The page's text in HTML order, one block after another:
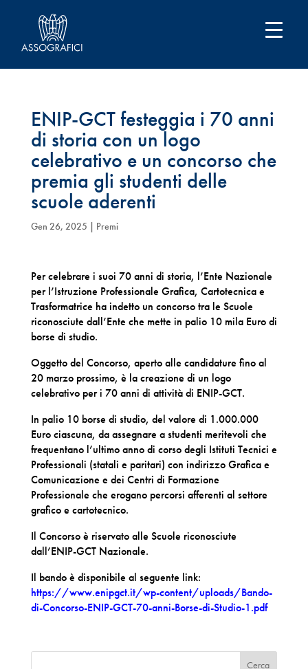
ENIP-GCT festeggia i 70 anni
di storia con un logo
celebrativo e un concorso che
premia gli studenti delle
scuole aderenti
Gen 26, 2025 | Premi
Per celebrare i suoi 70 anni di storia, l’Ente Nazionale
per l’Istruzione Professionale Grafica, Cartotecnica e
Trasformatrice ha indetto un concorso tra le Scuole
riconosciute dall’Ente che mette in palio 10 mila Euro di
borse di studio.
Oggetto del Concorso, aperto alle candidature fino al
20 marzo prossimo, è la creazione di un logo
celebrativo per i 70 anni di attività di ENIP-GCT.
In palio 10 borse di studio, del valore di 1.000.000
Euro ciascuna, da assegnare a studenti meritevoli che
frequentano l’ultimo anno di corso degli Istituti Tecnici e
Professionali (statali e paritari) con indirizzo Grafica e
Comunicazione e dei Centri di Formazione
Professionale che erogano percorsi afferenti al settore
grafico e cartotecnico.
Il Concorso è riservato alle Scuole riconosciute
dall’ENIP-GCT Nazionale.
Il bando è disponibile al seguente link:
https://www.enipgct.it/wp-content/uploads/Bando-
di-Concorso-ENIP-GCT-70-anni-Borse-di-Studio-1.pdf